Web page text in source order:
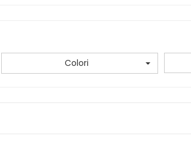
Colori